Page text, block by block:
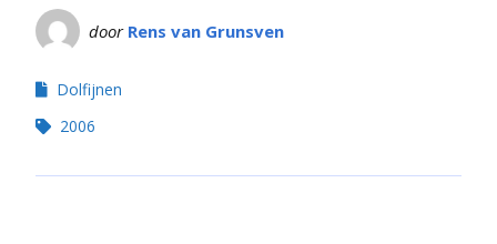
door Rens van Grunsven
Dolfijnen
2006